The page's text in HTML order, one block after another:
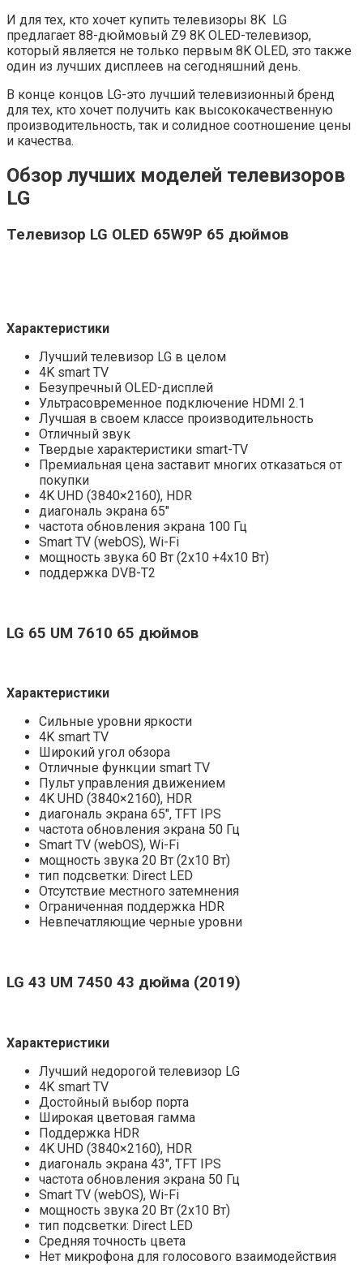
И для тех, кто хочет купить телевизоры 8K LG
предлагает 88-дюймовый Z9 8K OLED-телевизор,
который является не только первым 8K OLED, это также
один из лучших дисплеев на сегодняшний день.
В конце концов LG-это лучший телевизионный бренд
для тех, кто хочет получить как высококачественную
производительность, так и солидное соотношение цены
и качества.
Обзор лучших моделей телевизоров
LG
Телевизор LG OLED 65W9P 65 дюймов
Характеристики
Лучший телевизор LG в целом
4K smart TV
Безупречный OLED-дисплей
Ультрасовременное подключение HDMI 2.1
Лучшая в своем классе производительность
Отличный звук
Твердые характеристики smart-TV
Премиальная цена заставит многих отказаться от
покупки
4K UHD (3840×2160), HDR
диагональ экрана 65″
частота обновления экрана 100 Гц
Smart TV (webOS), Wi-Fi
мощность звука 60 Вт (2х10 +4х10 Вт)
поддержка DVB-T2
LG 65 UM 7610 65 дюймов
Характеристики
Сильные уровни яркости
4K smart TV
Широкий угол обзора
Отличные функции smart TV
Пульт управления движением
4K UHD (3840×2160), HDR
диагональ экрана 65″, TFT IPS
частота обновления экрана 50 Гц
Smart TV (webOS), Wi-Fi
мощность звука 20 Вт (2х10 Вт)
тип подсветки: Direct LED
Отсутствие местного затемнения
Ограниченная поддержка HDR
Невпечатляющие черные уровни
LG 43 UM 7450 43 дюйма (2019)
Характеристики
Лучший недорогой телевизор LG
4K smart TV
Достойный выбор порта
Широкая цветовая гамма
Поддержка HDR
4K UHD (3840×2160), HDR
диагональ экрана 43″, TFT IPS
частота обновления экрана 50 Гц
Smart TV (webOS), Wi-Fi
мощность звука 20 Вт (2х10 Вт)
тип подсветки: Direct LED
Средняя точность цвета
Нет микрофона для голосового взаимодействия